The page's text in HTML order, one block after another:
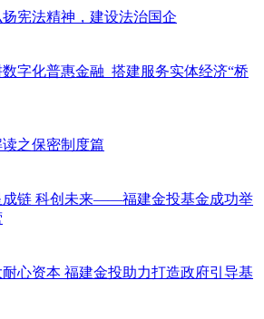
宪法精神，建设法治国企
字化普惠金融 搭建服务实体经济“桥
之保密制度篇
成链 科创未来——福建金投基金成功举
心资本 福建金投助力打造政府引导基